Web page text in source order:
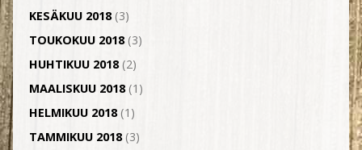
KESÄKUU 2018(3)
TOUKOKUU 2018(3)
HUHTIKUU 2018(2)
MAALISKUU 2018(1)
HELMIKUU 2018(1)
TAMMIKUU 2018(3)